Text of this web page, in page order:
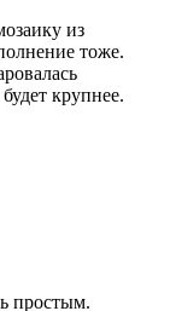
из
тоже.
крупнее.
простым.